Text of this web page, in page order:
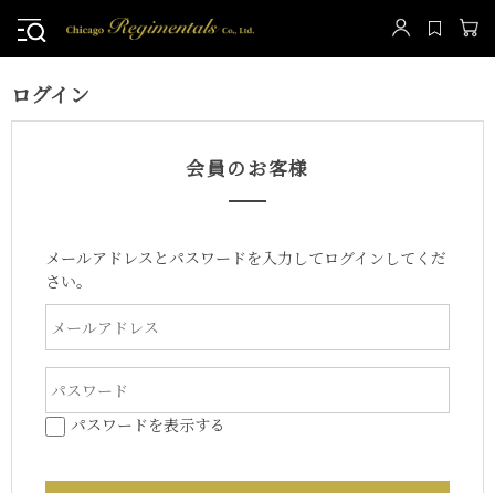
ログイン
会員のお客様
メールアドレスとパスワードを入力してログインしてくだ
さい。
パスワードを表示する